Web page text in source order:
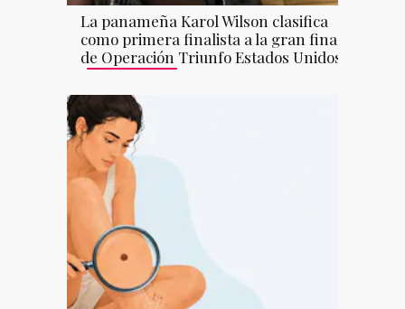
La panameña Karol Wilson clasifica
como primera finalista a la gran final
de Operación Triunfo Estados Unidos